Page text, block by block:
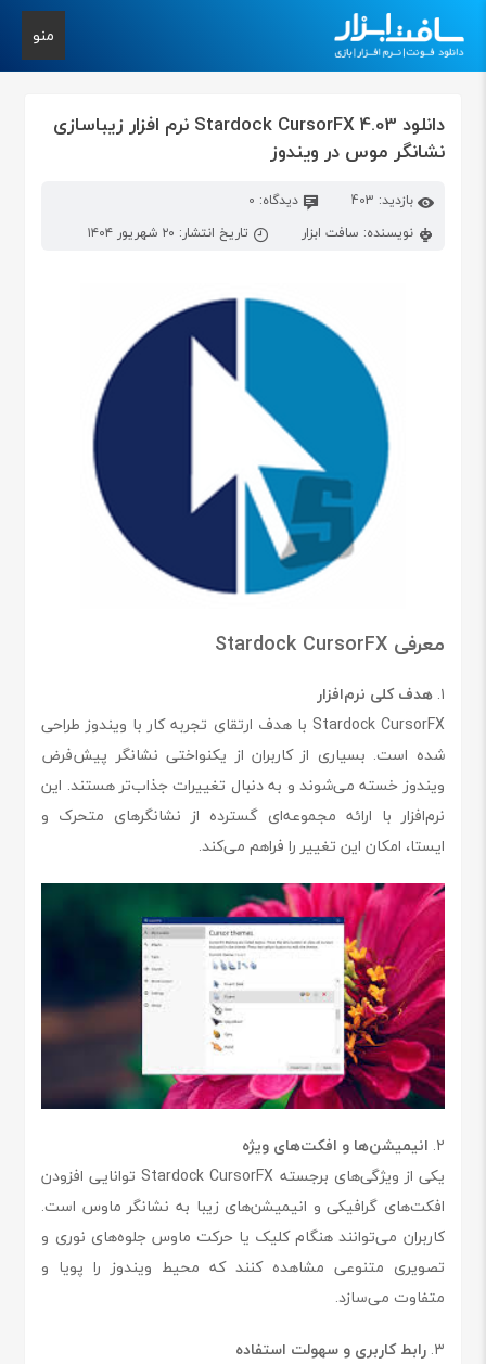
منو
دانلود Stardock CursorFX 4.03 نرم افزار زیباسازی
نشانگر موس در ویندوز
بازدید: 403
دیدگاه: 0
نویسنده: سافت ابزار
تاریخ انتشار: ۲۰ شهریور ۱۴۰۴
معرفی Stardock CursorFX
۱. هدف کلی نرم‌افزار
Stardock CursorFX با هدف ارتقای تجربه کار با ویندوز طراحی
شده است. بسیاری از کاربران از یکنواختی نشانگر پیش‌فرض
ویندوز خسته می‌شوند و به دنبال تغییرات جذاب‌تر هستند. این
نرم‌افزار با ارائه مجموعه‌ای گسترده از نشانگرهای متحرک و
ایستا، امکان این تغییر را فراهم می‌کند.
۲. انیمیشن‌ها و افکت‌های ویژه
یکی از ویژگی‌های برجسته Stardock CursorFX توانایی افزودن
افکت‌های گرافیکی و انیمیشن‌های زیبا به نشانگر ماوس است.
کاربران می‌توانند هنگام کلیک یا حرکت ماوس جلوه‌های نوری و
تصویری متنوعی مشاهده کنند که محیط ویندوز را پویا و
متفاوت می‌سازد.
۳. رابط کاربری و سهولت استفاده